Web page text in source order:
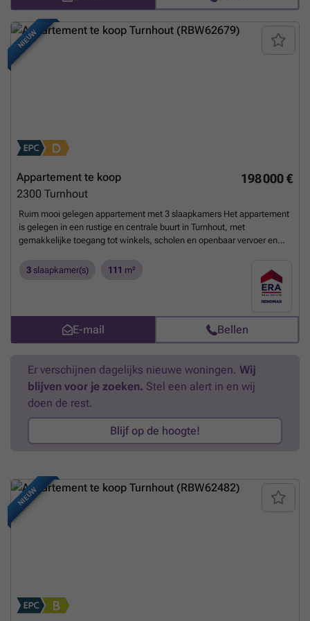
eigen thuis te creëren tesamen met een interieuradviseur. Contacteer
ons voor een afspraak op kantoor om het ideale appartement binnen u
budget uit te zoeken via ### of ### - wet Breyne 100%
voltooiingswaarborg
NIEUW
198 000 €
Appartement te koop
2300 Turnhout
Ruim mooi gelegen appartement met 3 slaapkamers Het appartement
is gelegen in een rustige en centrale buurt in Turnhout, met
gemakkelijke toegang tot winkels, scholen en openbaar vervoer en
douche, toilet en lavabo in meubel, 3 slaapkamers met toegang tot
terras. Bijzonderheden: - Autostaanplaats verplicht aan te kopen voor
25.000 euro - Terrassen recent vernieuwd - EPC D score dus geen
3 slaapkamer(s) 111 m²
E-mail Bellen
Er verschijnen dagelijks nieuwe woningen. Wij
blijven voor je zoeken. Stel een alert in en wij
doen de rest.
Blijf op de hoogte!
NIEUW